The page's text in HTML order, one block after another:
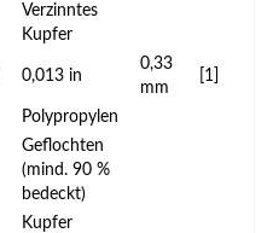
Verzinntes
Kupfer
0,013 in
0,33
mm
[1]
Polypropylen
Geflochten
(mind. 90 %
bedeckt)
Kupfer